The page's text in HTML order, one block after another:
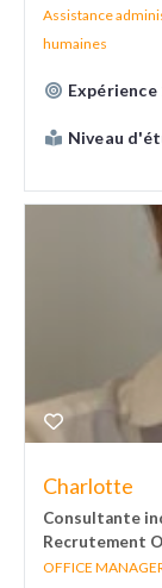
Assistance
humaines
Expérience
Niveau
Charlotte
Consultante
Recrutement
OFFICE